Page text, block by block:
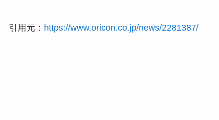
引用元： https://www.oricon.co.jp/news/2281387/